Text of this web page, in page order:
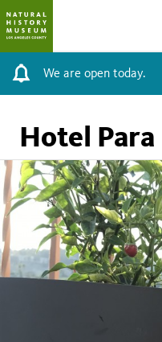
We are open today.
Hotel